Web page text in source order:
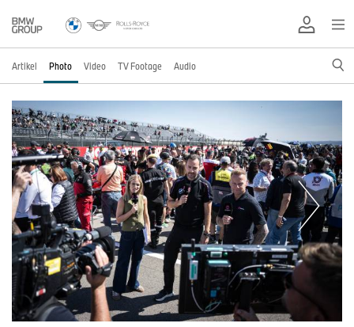
Artikel Photo Video TV Footage Audio